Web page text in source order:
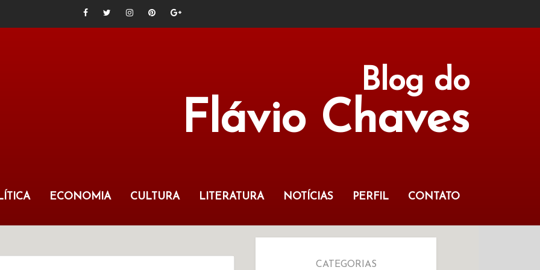
Blog do
Flávio Chaves
ECONOMIA CULTURA LITERATURA NOTÍCIAS PERFIL CONTATO
CATEGORIAS